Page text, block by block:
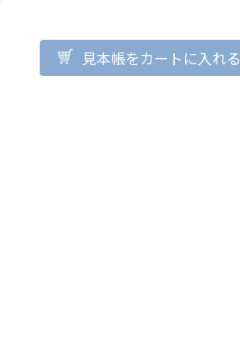
見本帳をカートに入れる